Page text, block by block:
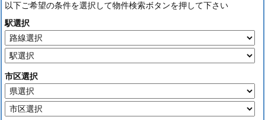
以下ご希望の条件を選択して物件検索ボタンを押して下さい
駅選択
市区選択